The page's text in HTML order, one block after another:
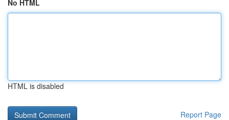
No HTML
HTML is disabled
Report Page